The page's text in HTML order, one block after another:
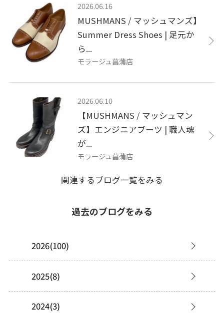
2026.06.16
MUSHMANS / マッシュマンズ】
Summer Dress Shoes | 足元か
ら...
モラージュ菖蒲店
2026.06.10
【MUSHMANS / マッシュマン
ズ】エンジニアブーツ | 職人魂
が...
モラージュ菖蒲店
関連するブログ一覧をみる
過去のブログをみる
2026(100)
2025(8)
2024(3)